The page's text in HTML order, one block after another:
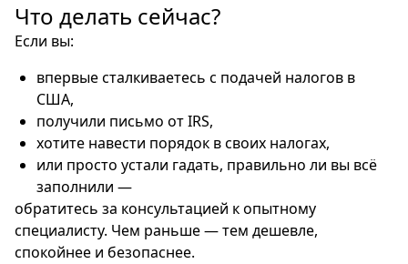
Что делать сейчас?
Если вы:
впервые сталкиваетесь с подачей налогов в
США,
получили письмо от IRS,
хотите навести порядок в своих налогах,
или просто устали гадать, правильно ли вы всё
заполнили —
обратитесь за консультацией к опытному
специалисту. Чем раньше — тем дешевле,
спокойнее и безопаснее.